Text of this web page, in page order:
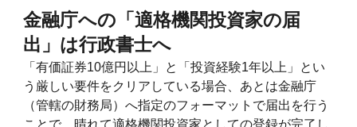
金融庁への「適格機関投資家の届
出」は行政書士へ
「有価証券10億円以上」と「投資経験1年以上」とい
う厳しい要件をクリアしている場合、あとは金融庁
（管轄の財務局）へ指定のフォーマットで届出を行う
ことで、晴れて適格機関投資家としての登録が完了し